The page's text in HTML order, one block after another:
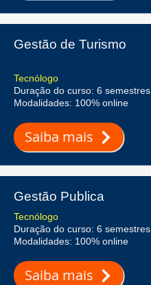
Gestão de Turismo
Tecnólogo
Duração do curso: 6 semestres
Modalidades: 100% online
Saiba mais
Gestão Publica
Tecnólogo
Duração do curso: 6 semestres
Modalidades: 100% online
Saiba mais